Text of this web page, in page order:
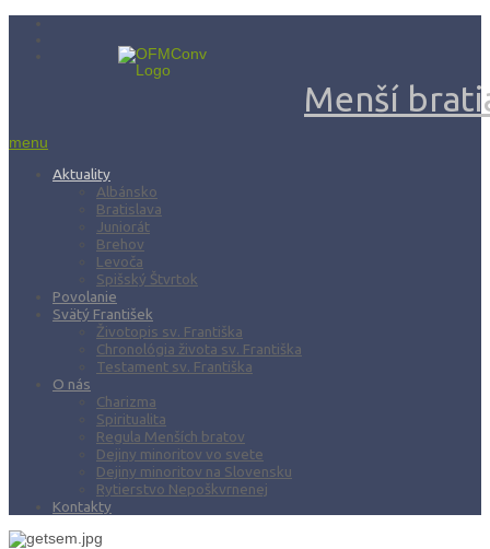
Menší
menu
Aktuality
Albánsko
Bratislava
Juniorát
Brehov
Levoča
Spišský Štvrtok
Povolanie
Svätý František
Životopis sv. Františka
Chronológia života sv. Františka
Testament sv. Františka
O nás
Charizma
Spiritualita
Regula Menších bratov
Dejiny minoritov vo svete
Dejiny minoritov na Slovensku
Rytierstvo Nepoškvrnenej
Kontakty